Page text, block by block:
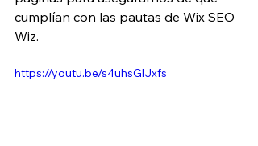
cumplían con las pautas de Wix SEO
Wiz.
https://youtu.be/s4uhsGlJxfs